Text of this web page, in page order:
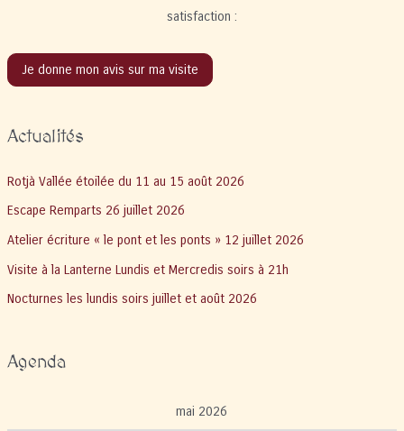
satisfaction :
Je donne mon avis sur ma visite
Actualités
Rotjà Vallée étoilée du 11 au 15 août 2026
Escape Remparts 26 juillet 2026
Atelier écriture « le pont et les ponts » 12 juillet 2026
Visite à la Lanterne Lundis et Mercredis soirs à 21h
Nocturnes les lundis soirs juillet et août 2026
Agenda
mai 2026